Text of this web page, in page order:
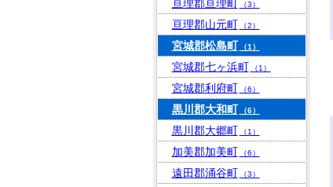
亘理郡亘理町 （3）
亘理郡山元町 （2）
宮城郡松島町 （1）
宮城郡七ヶ浜町 （1）
宮城郡利府町 （6）
黒川郡大和町 （6）
黒川郡大郷町 （1）
加美郡加美町 （6）
遠田郡涌谷町 （3）